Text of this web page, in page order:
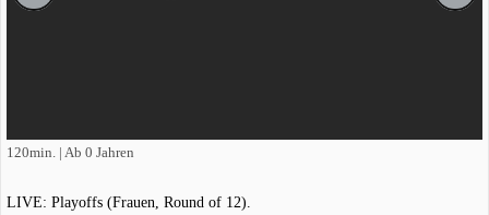
120min. | Ab 0 Jahren
LIVE: Playoffs (Frauen, Round of 12).